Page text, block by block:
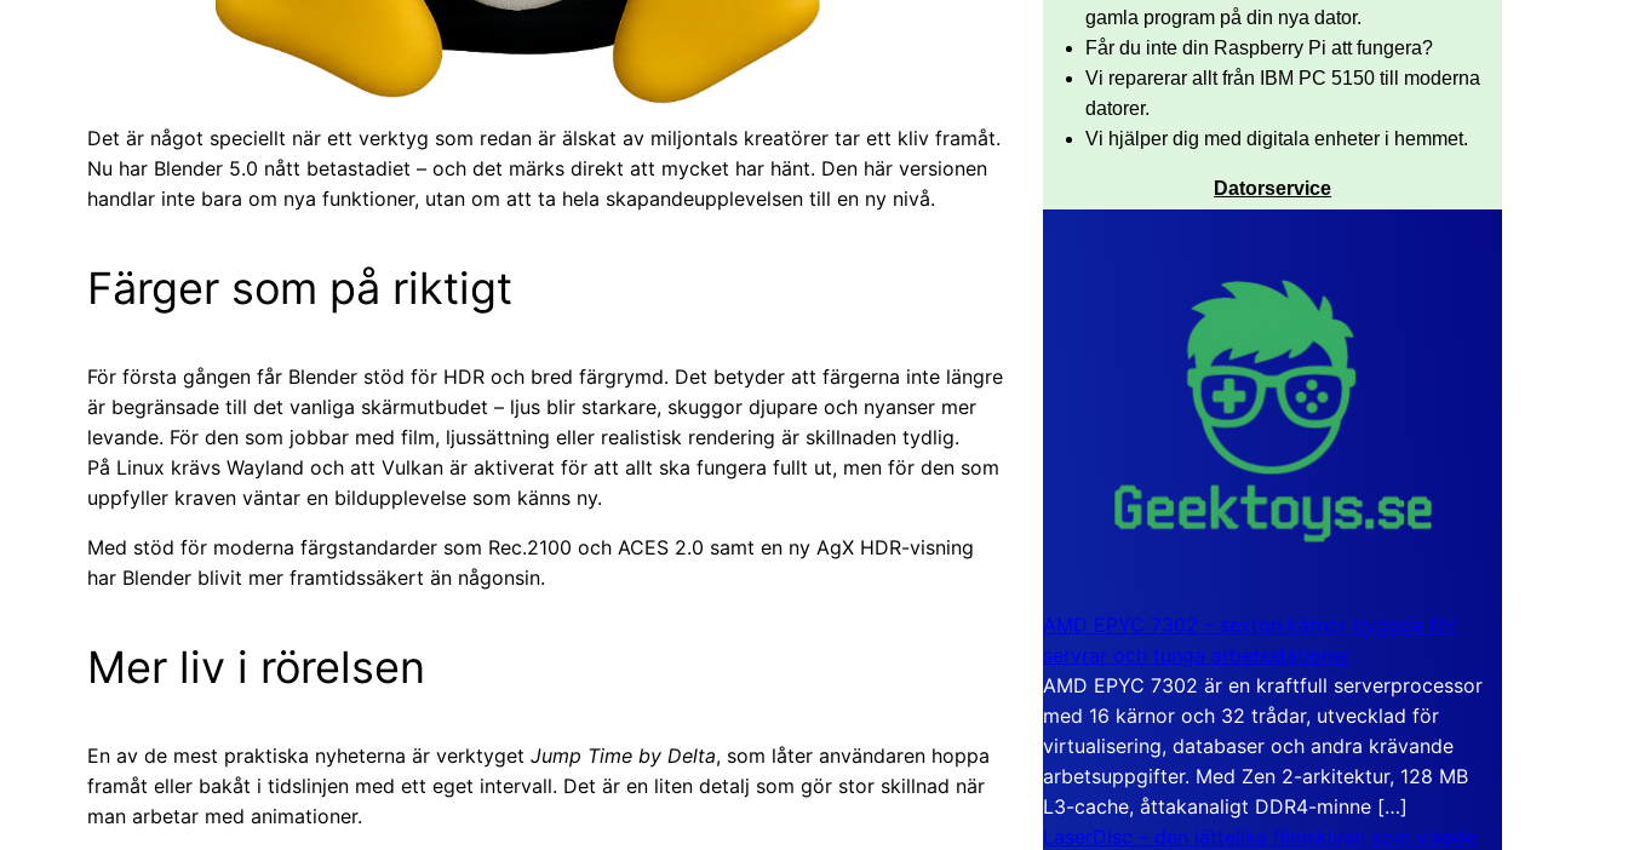
Det är något speciellt när ett verktyg som redan är älskat av miljontals kreatörer tar ett kliv framåt.
Nu har Blender 5.0 nått betastadiet – och det märks direkt att mycket har hänt. Den här versionen
handlar inte bara om nya funktioner, utan om att ta hela skapandeupplevelsen till en ny nivå.
Färger som på riktigt
För första gången får Blender stöd för HDR och bred färgrymd. Det betyder att färgerna inte längre
är begränsade till det vanliga skärmutbudet – ljus blir starkare, skuggor djupare och nyanser mer
levande. För den som jobbar med film, ljussättning eller realistisk rendering är skillnaden tydlig.
På Linux krävs Wayland och att Vulkan är aktiverat för att allt ska fungera fullt ut, men för den som
uppfyller kraven väntar en bildupplevelse som känns ny.
Med stöd för moderna färgstandarder som Rec.2100 och ACES 2.0 samt en ny AgX HDR-visning
har Blender blivit mer framtidssäkert än någonsin.
Mer liv i rörelsen
En av de mest praktiska nyheterna är verktyget Jump Time by Delta, som låter användaren hoppa
framåt eller bakåt i tidslinjen med ett eget intervall. Det är en liten detalj som gör stor skillnad när
man arbetar med animationer.
gamla program på din nya dator.
Får du inte din Raspberry Pi att fungera?
Vi reparerar allt från IBM PC 5150 till moderna
datorer.
Vi hjälper dig med digitala enheter i hemmet.
Datorservice
AMD EPYC 7302 – sexton kärnor byggda för
servrar och tunga arbetsstationer
AMD EPYC 7302 är en kraftfull serverprocessor
med 16 kärnor och 32 trådar, utvecklad för
virtualisering, databaser och andra krävande
arbetsuppgifter. Med Zen 2-arkitektur, 128 MB
L3-cache, åttakanaligt DDR4-minne […]
LaserDisc – den jättelika filmskivan som visade